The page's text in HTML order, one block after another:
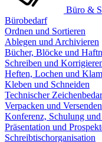
Büro &
Bürobedarf
Ordnen und Sortieren
Ablegen und Archivieren
Bücher, Blöcke und
Schreiben und
Heften, Lochen und
Kleben und Schneiden
Technischer
Verpacken und Versenden
Konferenz, Schulung
Präsentation und
Schreibtischorganisation